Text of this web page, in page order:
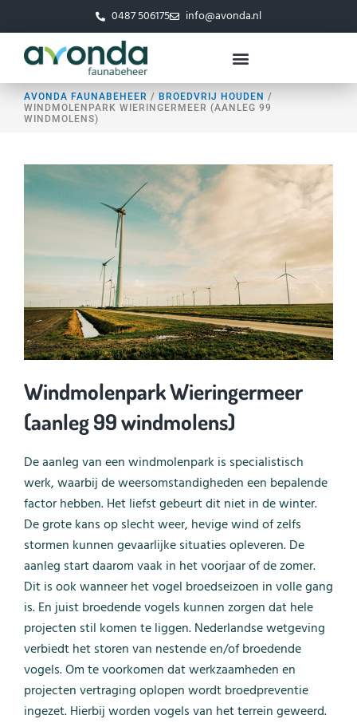
de
inhoud
0487 506175 info@avonda.nl
AVONDA FAUNABEHEER / BROEDVRIJ HOUDEN /
WINDMOLENPARK WIERINGERMEER (AANLEG 99
WINDMOLENS)
Windmolenpark Wieringermeer
(aanleg 99 windmolens)
De aanleg van een windmolenpark is specialistisch
werk, waarbij de weersomstandigheden een bepalende
factor hebben. Het liefst gebeurt dit niet in de winter.
De grote kans op slecht weer, hevige wind of zelfs
stormen kunnen gevaarlijke situaties opleveren. De
aanleg start daarom vaak in het voorjaar of de zomer.
Dit is ook wanneer het vogel broedseizoen in volle gang
is. En juist broedende vogels kunnen zorgen dat hele
projecten stil komen te liggen. Nederlandse wetgeving
verbiedt het storen van nestende en/of broedende
vogels. Om te voorkomen dat werkzaamheden en
projecten vertraging oplopen wordt broedpreventie
ingezet. Hierbij worden vogels van het terrein geweerd.